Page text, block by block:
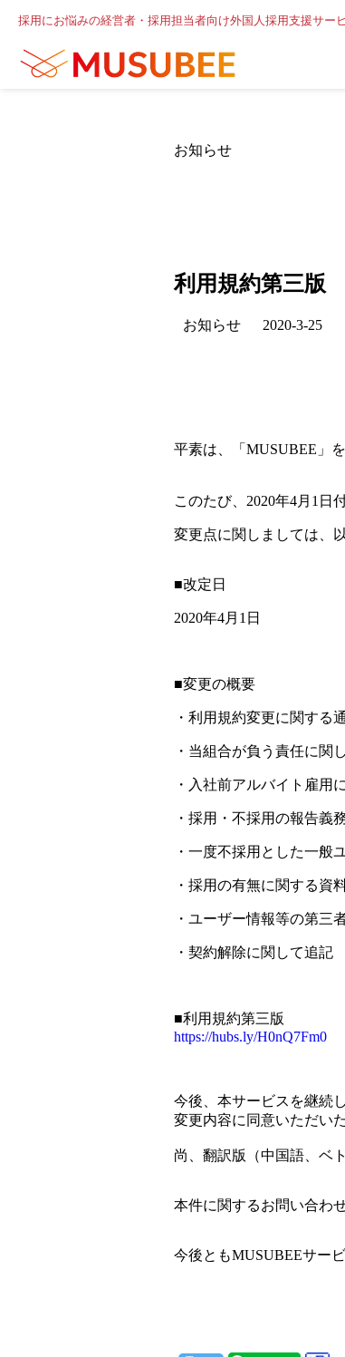
採用にお悩みの経営者・採用担当者向け外国人採用支援サー
お知らせ
利用規約第三版
お知らせ 2020-3-25
平素は、「MUSUBEE」
このたび、2020年4月1日
変更点に関しましては、
■改定日
2020年4月1日
■変更の概要
・利用規約変更に関する
・当組合が負う責任に関
・入社前アルバイト雇用
・採用・不採用の報告義
・一度不採用とした一般
・採用の有無に関する資
・ユーザー情報等の第三
・契約解除に関して追記
■利用規約第三版
https://hubs.ly/H0nQ7Fm0
今後、本サービスを継続
変更内容に同意いただい
尚、翻訳版（中国語、ベ
本件に関するお問い合わ
今後ともMUSUBEEサー